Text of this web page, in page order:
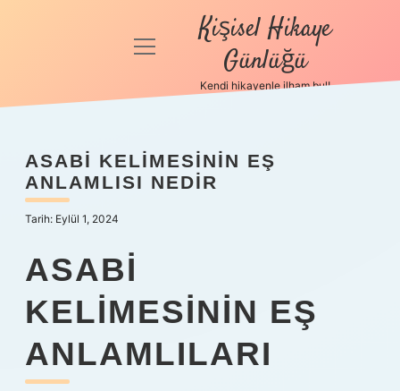
Anasayfa
Politikası
Yasal Uyarı
menüyü
Kişisel Hikaye
Günlüğü
Kendi hikayenle ilham bul!
ASABI KELIMESININ EŞ
ANLAMLISI NEDIR
Tarih: Eylül 1, 2024
ASABI
KELIMESININ EŞ
ANLAMLILARI